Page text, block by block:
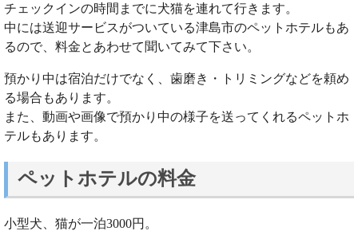
チェックインの時間までに犬猫を連れて行きます。
中には送迎サービスがついている津島市のペットホテルもあ
るので、料金とあわせて聞いてみて下さい。
預かり中は宿泊だけでなく、歯磨き・トリミングなどを頼め
る場合もあります。
また、動画や画像で預かり中の様子を送ってくれるペットホ
テルもあります。
ペットホテルの料金
小型犬、猫が一泊3000円。